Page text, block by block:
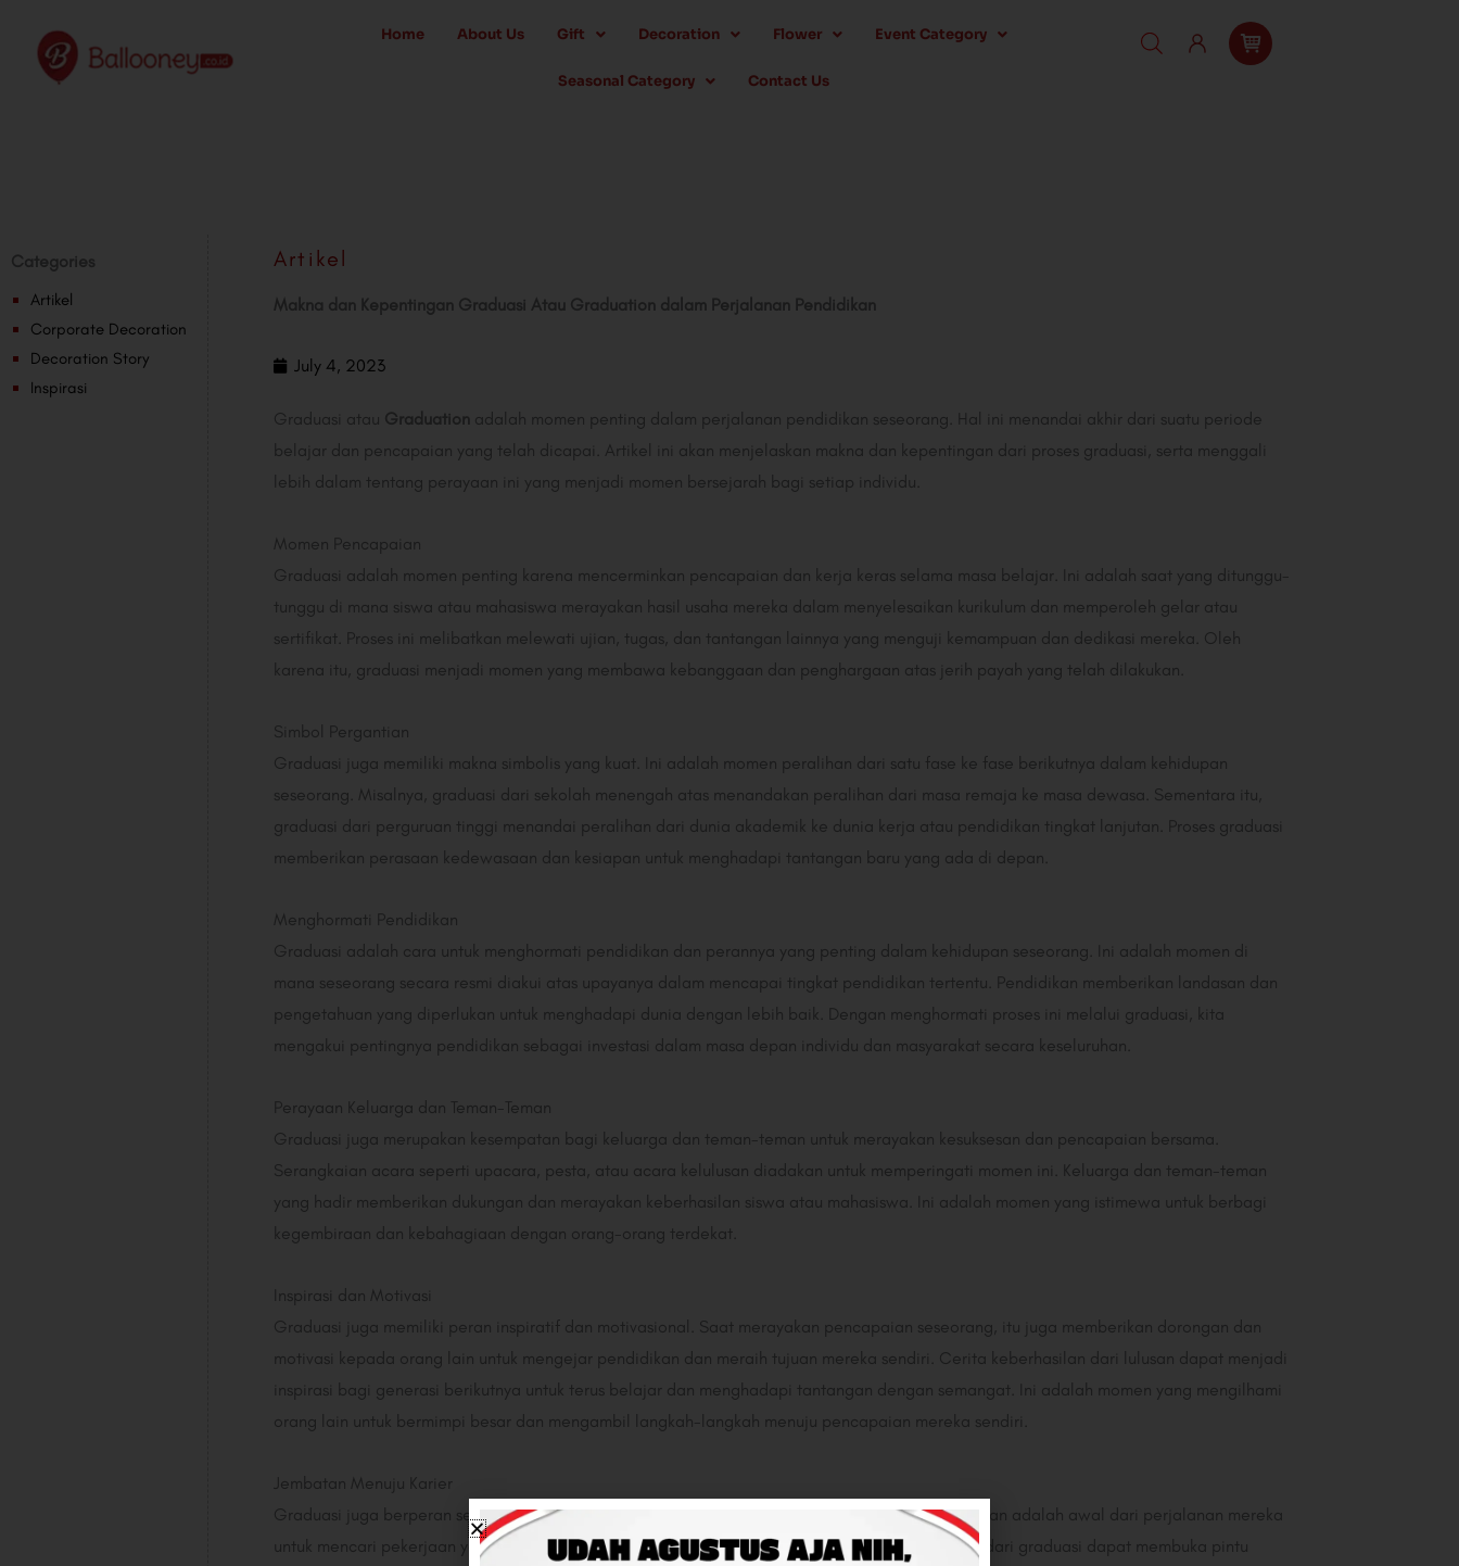
content
Home About Us Gift Decoration Flower Event Category
Seasonal Category Contact Us
Categories
Artikel
Corporate Decoration
Decoration Story
Inspirasi
Artikel
Makna dan Kepentingan Graduasi Atau Graduation dalam Perjalanan Pendidikan
July 4, 2023
Graduasi atau Graduation adalah momen penting dalam perjalanan pendidikan seseorang. Hal ini menandai akhir dari suatu periode
belajar dan pencapaian yang telah dicapai. Artikel ini akan menjelaskan makna dan kepentingan dari proses graduasi, serta menggali
lebih dalam tentang perayaan ini yang menjadi momen bersejarah bagi setiap individu.
Momen Pencapaian
Graduasi adalah momen penting karena mencerminkan pencapaian dan kerja keras selama masa belajar. Ini adalah saat yang ditunggu-
tunggu di mana siswa atau mahasiswa merayakan hasil usaha mereka dalam menyelesaikan kurikulum dan memperoleh gelar atau
sertifikat. Proses ini melibatkan melewati ujian, tugas, dan tantangan lainnya yang menguji kemampuan dan dedikasi mereka. Oleh
karena itu, graduasi menjadi momen yang membawa kebanggaan dan penghargaan atas jerih payah yang telah dilakukan.
Simbol Pergantian
Graduasi juga memiliki makna simbolis yang kuat. Ini adalah momen peralihan dari satu fase ke fase berikutnya dalam kehidupan
seseorang. Misalnya, graduasi dari sekolah menengah atas menandakan peralihan dari masa remaja ke masa dewasa. Sementara itu,
graduasi dari perguruan tinggi menandai peralihan dari dunia akademik ke dunia kerja atau pendidikan tingkat lanjutan. Proses graduasi
memberikan perasaan kedewasaan dan kesiapan untuk menghadapi tantangan baru yang ada di depan.
Menghormati Pendidikan
Graduasi adalah cara untuk menghormati pendidikan dan perannya yang penting dalam kehidupan seseorang. Ini adalah momen di
mana seseorang secara resmi diakui atas upayanya dalam mencapai tingkat pendidikan tertentu. Pendidikan memberikan landasan dan
pengetahuan yang diperlukan untuk menghadapi dunia dengan lebih baik. Dengan menghormati proses ini melalui graduasi, kita
mengakui pentingnya pendidikan sebagai investasi dalam masa depan individu dan masyarakat secara keseluruhan.
Perayaan Keluarga dan Teman-Teman
Graduasi juga merupakan kesempatan bagi keluarga dan teman-teman untuk merayakan kesuksesan dan pencapaian bersama.
Serangkaian acara seperti upacara, pesta, atau acara kelulusan diadakan untuk memperingati momen ini. Keluarga dan teman-teman
yang hadir memberikan dukungan dan merayakan keberhasilan siswa atau mahasiswa. Ini adalah momen yang istimewa untuk berbagi
kegembiraan dan kebahagiaan dengan orang-orang terdekat.
Inspirasi dan Motivasi
Graduasi juga memiliki peran inspiratif dan motivasional. Saat merayakan pencapaian seseorang, itu juga memberikan dorongan dan
motivasi kepada orang lain untuk mengejar pendidikan dan meraih tujuan mereka sendiri. Cerita keberhasilan dari lulusan dapat menjadi
inspirasi bagi generasi berikutnya untuk terus belajar dan menghadapi tantangan dengan semangat. Ini adalah momen yang mengilhami
orang lain untuk bermimpi besar dan mengambil langkah-langkah menuju pencapaian mereka sendiri.
Jembatan Menuju Karier
Graduasi juga berperan sebagai jembatan menuju karier profesional. Bagi banyak orang, kelulusan adalah awal dari perjalanan mereka
untuk mencari pekerjaan yang sesuai dengan minat dan keahlian mereka. Gelar yang diperoleh dari graduasi dapat membuka pintu